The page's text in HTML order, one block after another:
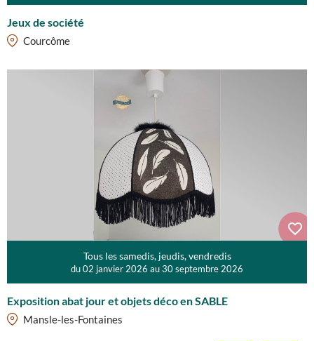
Jeux de société
Courcôme
Tous les samedis, jeudis, vendredis
du 02 janvier 2026 au 30 septembre 2026
Exposition abat jour et objets déco en SABLE
Mansle-les-Fontaines